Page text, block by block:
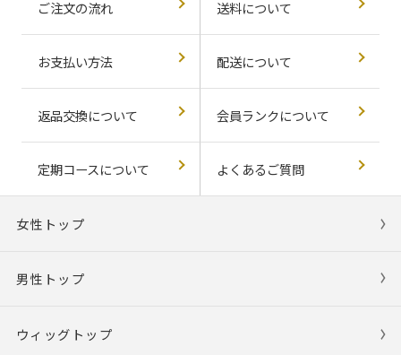
ご注文の流れ 送料について
お支払い方法 配送について
返品交換について 会員ランクについて
定期コースについて よくあるご質問
女性トップ
男性トップ
ウィッグトップ